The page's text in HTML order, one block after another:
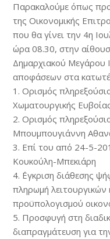
Παρακαλούμε όπως
της Οικονομικής
που θα γίνει την 4η
ώρα 08.30, στην
Δημαρχιακού Μεγάρου
αποφάσεων στα
1. Ορισμός
Χωματουργικής
2. Ορισμός
Μπουμπουγιάννη
3. Επί του από 24-5-
Κουκούλη-Μπεκιάρη
4. ΄Εγκριση διάθεσης
πληρωμή
προϋπολογισμού
5. Προσφυγή στη
διαπραγμάτευση για